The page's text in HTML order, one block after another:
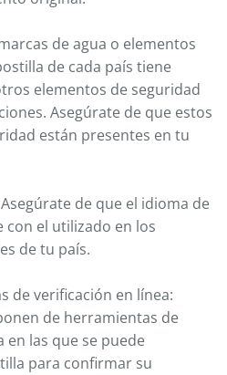
de agua o elementos
de cada país tiene
elementos de seguridad
Asegúrate de que estos
están presentes en tu
de que el idioma de
con el utilizado en los
de tu país.
de verificación en línea:
de herramientas de
en las que se puede
para confirmar su